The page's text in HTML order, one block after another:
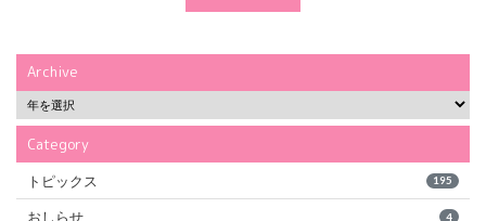
Archive
Category
トピックス 195
おしらせ 4